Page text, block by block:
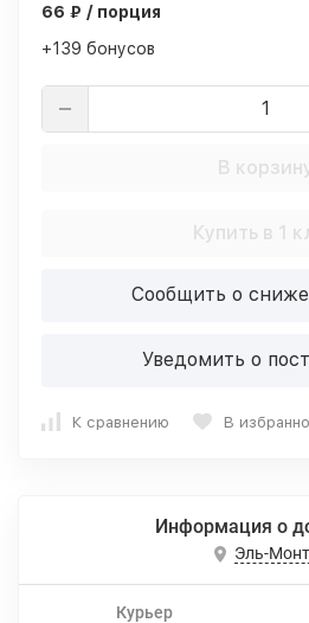
66 ₽ / порция
+139 бонусов
В
Купить в 1
Сообщить о
Уведомить о
К сравнению В
Информация о
Эль-
Курьер